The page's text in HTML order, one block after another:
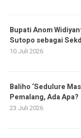
Bupati Anom
Sutopo sebagai
10 Juli 2026
Baliho ‘Sedulure
Pemalang, Ada Apa?
23 Juli 2026